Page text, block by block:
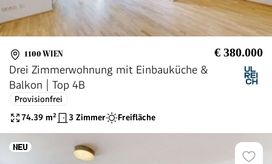
1100 WIEN € 380.000
Drei Zimmerwohnung mit Einbauküche &
Balkon | Top 4B
Provisionfrei
74.39 m² 3 Zimmer Freifläche